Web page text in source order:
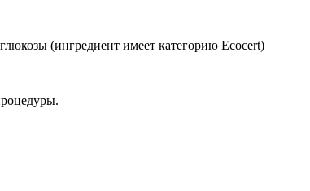
(ингредиент имеет категорию Ecocert)